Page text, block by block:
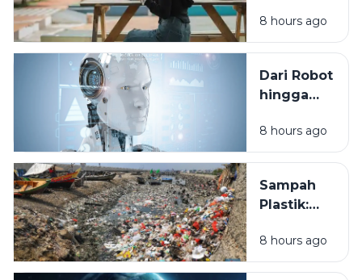
Rasa
Muda:
Masalah
Sering
Diabaikan
Modern
8 hours ago
Dari Robot
hingga
Revolusi
Teknologi
Mengubah
Cara
Bekerja
dan
8 hours ago
Sampah
Plastik:
Sehari-hari
yang Bisa
8 hours ago